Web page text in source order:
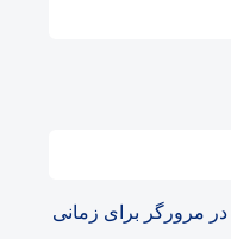
مرورگر برای زمانی